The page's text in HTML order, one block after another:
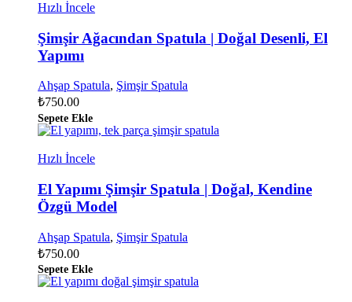
Hızlı İncele
Şimşir Ağacından Spatula | Doğal Desenli, El
Yapımı
Ahşap Spatula, Şimşir Spatula
₺750.00
Sepete Ekle
Hızlı İncele
El Yapımı Şimşir Spatula | Doğal, Kendine
Özgü Model
Ahşap Spatula, Şimşir Spatula
₺750.00
Sepete Ekle